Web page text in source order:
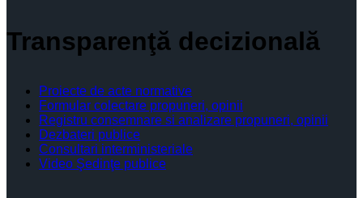
Transparenţă decizională
Proiecte de acte normative
Formular colectare propuneri, opinii
Registru consemnare si analizare propuneri, opinii
Dezbateri publice
Consultari interministeriale
Video Şedinţe publice